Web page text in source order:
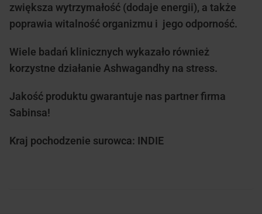
zwiększa wytrzymałość (dodaje energii), a także
poprawia witalność organizmu i jego odporność.
Wiele badań klinicznych wykazało również
korzystne działanie Ashwagandhy na stress.
Jakość produktu gwarantuje nas partner firma
Sabinsa!
Kraj pochodzenie surowca: INDIE